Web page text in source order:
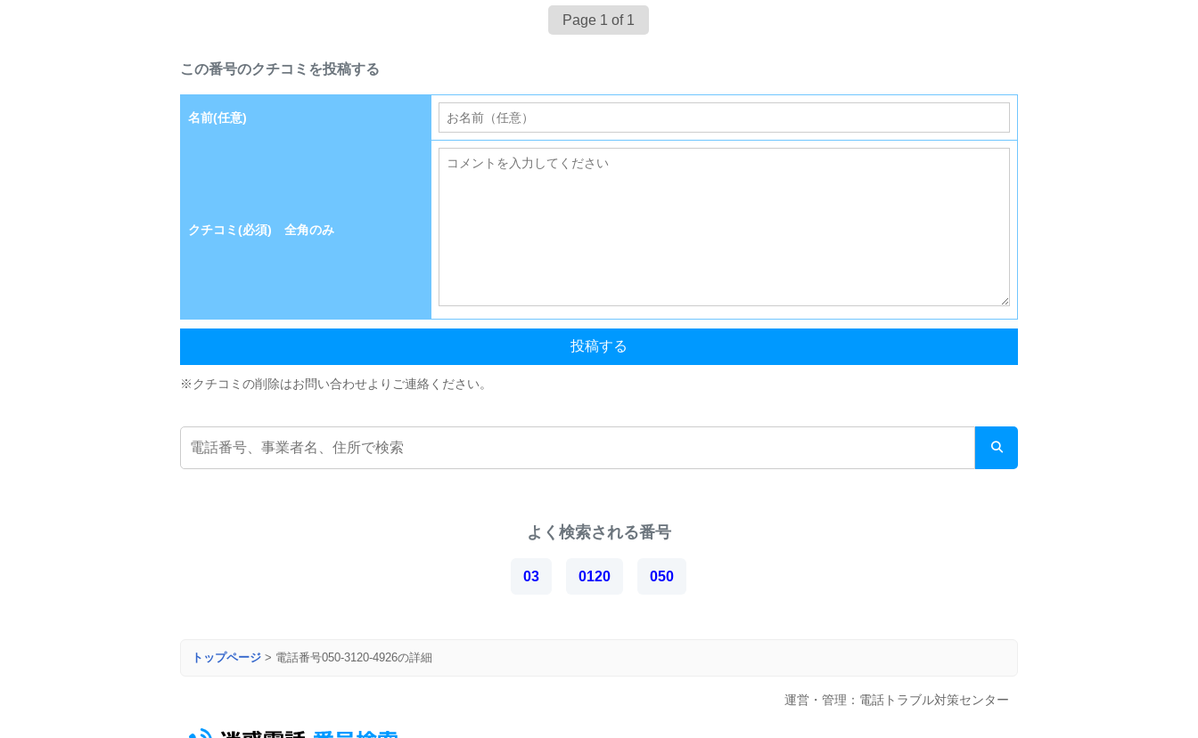
Page 1 of 1
この番号のクチコミを投稿する
名前(任意)
クチコミ(必須) 全角のみ
投稿する
※クチコミの削除はお問い合わせよりご連絡ください。
よく検索される番号
03 0120 050
トップページ > 電話番号050-3120-4926の詳細
運営・管理：電話トラブル対策センター